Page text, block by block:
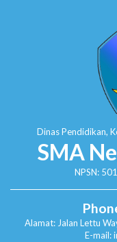
Dinas Pendidikan,
SMA
NPSN:
Alamat: Jalan Lettu
E-mail: